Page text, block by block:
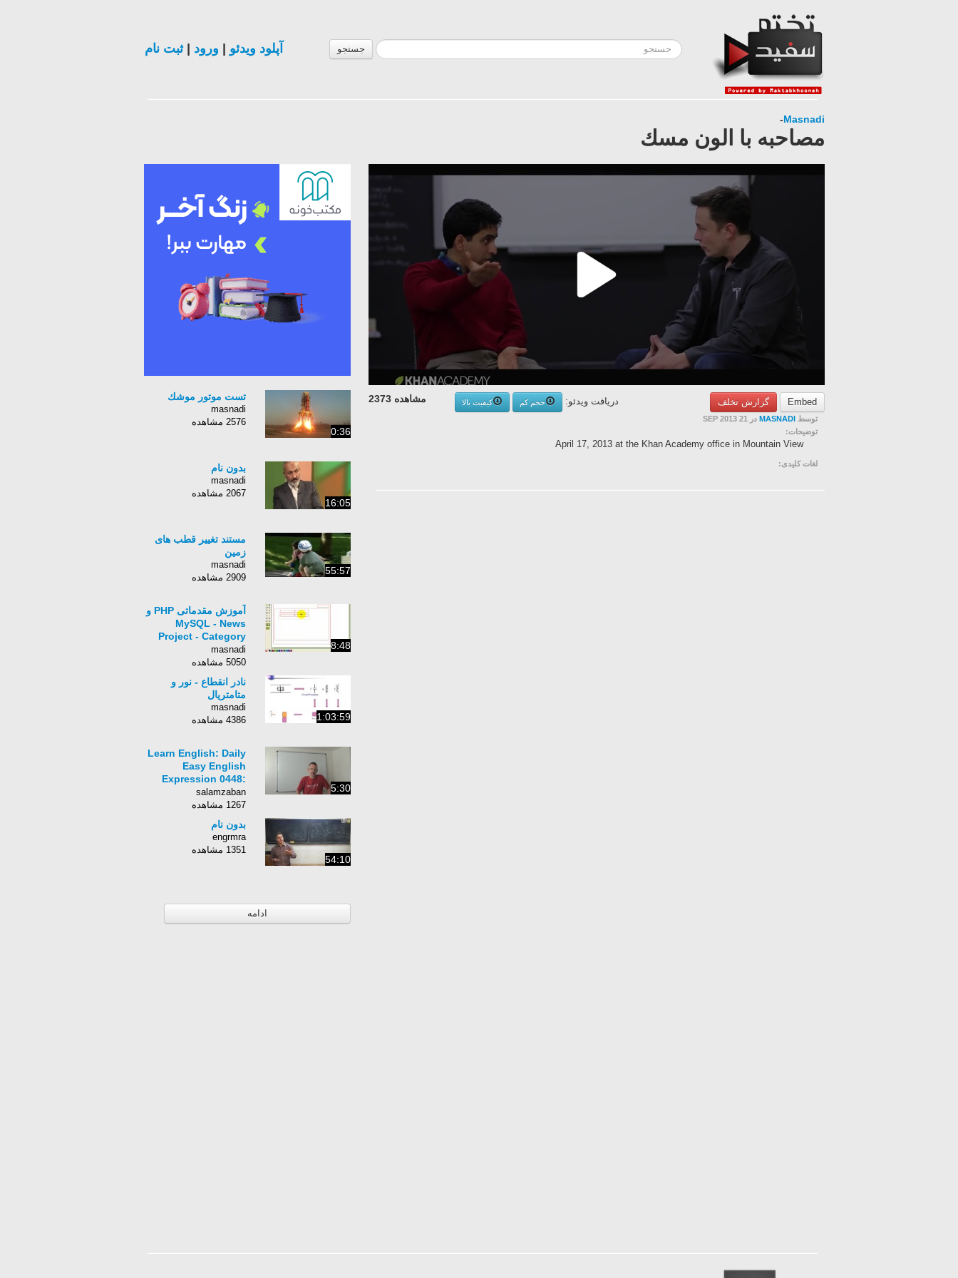
جستجو آپلود ویدئو ورود |ثبت نام
Masnadi
-
مصاحبه با الون مسك
Embed گزارش تخلف مشاهده 2373 دریافت ویدئو: حجم کم
کیفیت بالا
توسط MASNADI در 21 SEP 2013
توضیحات:
April 17, 2013 at the Khan Academy office in Mountain View
لغات کلیدی:
0:36
تست موتور موشك
masnadi
2576 مشاهده
16:05
بدون نام
masnadi
2067 مشاهده
55:57
مستند تغییر قطب های
زمین
masnadi
2909 مشاهده
8:48
آموزش مقدماتی PHP و
MySQL - News
Project - Category
List
masnadi
5050 مشاهده
1:03:59
نادر انقطاع - نور و
متامتریال
masnadi
4386 مشاهده
5:30
Learn English: Daily
Easy English
Expression 0448:
take cover
salamzaban
1267 مشاهده
54:10
بدون نام
engrmra
1351 مشاهده
ادامه